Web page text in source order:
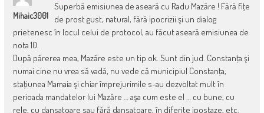
Mihaic3001
Superbă emisiunea de aseară cu Radu Mazăre ! Fără fiţe
de prost gust, natural, fără ipocrizii şi un dialog
prietenesc în locul celui de protocol, au făcut aseară emisiunea de
nota 10.
După părerea mea, Mazăre este un tip ok. Sunt din jud. Constanţa şi
numai cine nu vrea să vadă, nu vede că municipiul Constanţa,
staţiunea Mamaia şi chiar împrejurimile s-au dezvoltat mult în
perioada mandatelor lui Mazăre … aşa cum este el … cu bune, cu
rele, cu dansatoare sau fără dansatoare, în diferite ipostaze, etc.